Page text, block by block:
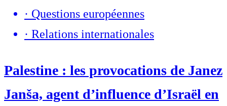
· Questions européennes
· Relations internationales
Palestine : les provocations de Janez
Janša, agent d’influence d’Israël en